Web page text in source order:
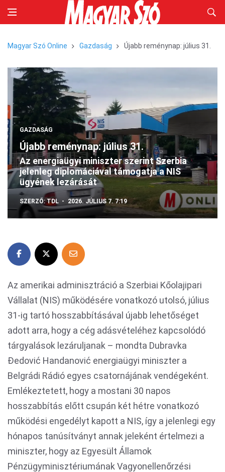
Magyar Szó Online Gazdaság Újabb reménynap: július 31.
GAZDASÁG
Újabb reménynap: július 31.
Az energiaügyi miniszter szerint Szerbia
jelenleg diplomáciával támogatja a NIS
ügyének lezárását
SZERZŐ:TDL 2026. JÚLIUS 7. 7:19
Az amerikai adminisztráció a Szerbiai Kőolajipari
Vállalat (NIS) működésére vonatkozó utolsó, július
31-ig tartó hosszabbításával újabb lehetőséget
adott arra, hogy a cég adásvételéhez kapcsolódó
tárgyalások lezáruljanak – mondta Dubravka
Đedović Handanović energiaügyi miniszter a
Belgrádi Rádió egyes csatornájának vendégeként.
Emlékeztetett, hogy a mostani 30 napos
hosszabbítás előtt csupán két hétre vonatkozó
működési engedélyt kapott a NIS, így a jelenlegi egy
hónapos tanúsítványt annak jeleként értelmezi a
miniszter, hogy az Egyesült Államok
Pénzügyminisztériumának Vagyonellenőrzési